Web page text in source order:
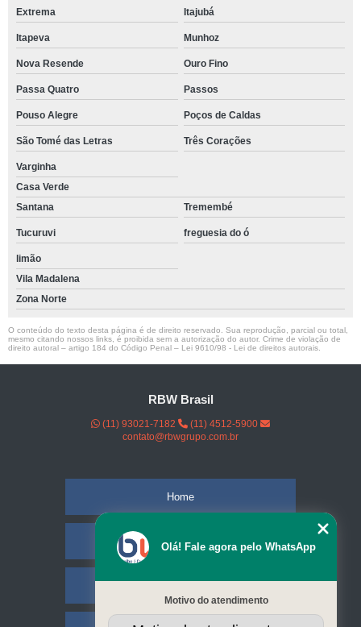
Extrema Itajubá
Itapeva Munhoz
Nova Resende Ouro Fino
Passa Quatro Passos
Pouso Alegre Poços de Caldas
São Tomé das Letras Três Corações
Varginha
Casa Verde
Santana
Tremembé
Tucuruvi freguesia do ó
limão
Vila Madalena
Zona Norte
O conteúdo do texto desta página é de direito reservado. Sua reprodução, parcial ou total,
mesmo citando nossos links, é proibida sem a autorização do autor. Crime de violação de
direito autoral – artigo 184 do Código Penal – Lei 9610/98 - Lei de direitos autorais
RBW Brasil
(11) 93021-7182
(11) 4512-5900
contato@rbwgrupo.com.br
Home
Empresa
Olá! Fale agora pelo WhatsApp
Motivo do atendimento